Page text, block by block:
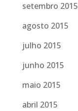
setembro 2015
agosto 2015
julho 2015
junho 2015
maio 2015
abril 2015